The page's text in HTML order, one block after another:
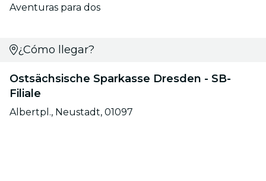
Aventuras para dos
¿Cómo llegar?
Ostsächsische Sparkasse Dresden - SB-
Filiale
Albertpl., Neustadt, 01097